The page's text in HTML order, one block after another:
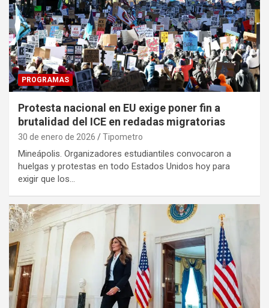
PROGRAMAS
Protesta nacional en EU exige poner fin a
brutalidad del ICE en redadas migratorias
30 de enero de 2026 Tipometro
Mineápolis. Organizadores estudiantiles convocaron a
huelgas y protestas en todo Estados Unidos hoy para
exigir que los…